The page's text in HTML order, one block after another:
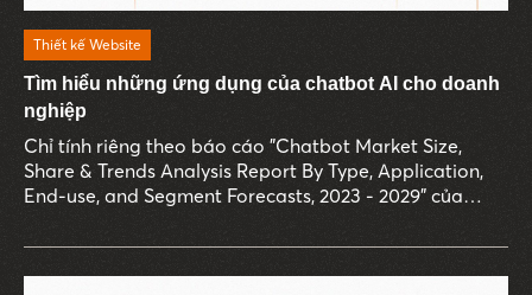
Thiết kế Website
Tìm hiểu những ứng dụng của chatbot AI cho doanh
nghiệp
Chỉ tính riêng theo báo cáo "Chatbot Market Size,
Share & Trends Analysis Report By Type, Application,
End-use, and Segment Forecasts, 2023 - 2029" của
dự báo sẽ đạt giá trị 1,34 tỷ USD vào năm 2029, với tỷ
lệ tăng trưởng hàng năm (CAGR) lên đến 23,3%.